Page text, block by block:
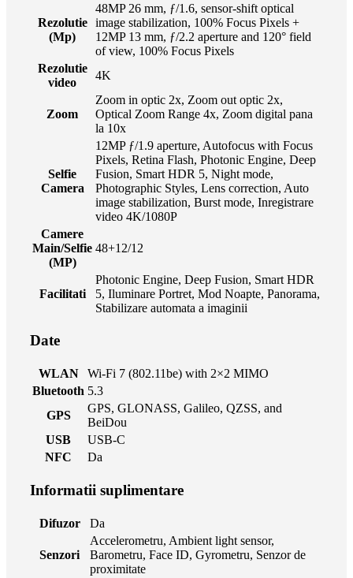
Rezolutie
(Mp)
48MP 26 mm, ƒ/1.6, sensor‑shift optical
image stabilization, 100% Focus Pixels +
12MP 13 mm, ƒ/2.2 aperture and 120° field
of view, 100% Focus Pixels
Rezolutie
video
4K
Zoom
Zoom in optic 2x, Zoom out optic 2x,
Optical Zoom Range 4x, Zoom digital pana
la 10x
Selfie
Camera
12MP ƒ/1.9 aperture, Autofocus with Focus
Pixels, Retina Flash, Photonic Engine, Deep
Fusion, Smart HDR 5, Night mode,
Photographic Styles, Lens correction, Auto
image stabilization, Burst mode, Inregistrare
video 4K/1080P
Camere
Main/Selfie
(MP)
48+12/12
Facilitati
Photonic Engine, Deep Fusion, Smart HDR
5, Iluminare Portret, Mod Noapte, Panorama,
Stabilizare automata a imaginii
Date
WLAN
Wi‑Fi 7 (802.11be) with 2×2 MIMO
Bluetooth 5.3
GPS
GPS, GLONASS, Galileo, QZSS, and
BeiDou
USB
USB-C
NFC
Da
Informatii suplimentare
Difuzor Da
Senzori
Accelerometru, Ambient light sensor,
Barometru, Face ID, Gyrometru, Senzor de
proximitate